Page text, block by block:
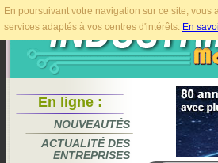
En poursuivant votre navigation sur ce site,
services adaptés à vos centres d'intérêts. En
En ligne :
NOUVEAUTÉS
ACTUALITÉ DES
ENTREPRISES